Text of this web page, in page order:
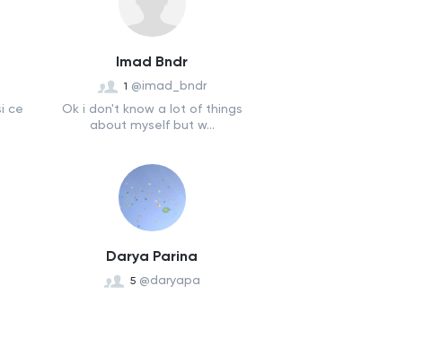
ce
Imad Bndr
1 @imad_bndr
Ok i don't know a lot of things
about myself but w...
Darya Parina
5 @daryapa